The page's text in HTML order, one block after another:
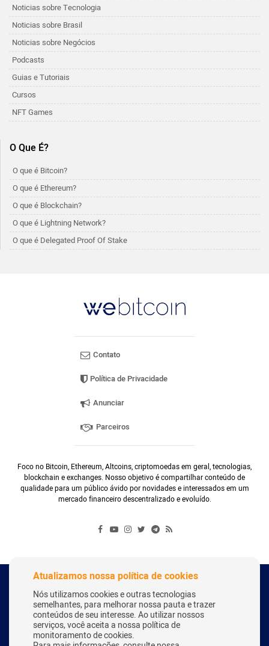
Noticias sobre Tecnologia
Noticias sobre Brasil
Noticias sobre Negócios
Podcasts
Guias e Tutoriais
Cursos
NFT Games
O Que É?
O que é Bitcoin?
O que é Ethereum?
O que é Blockchain?
O que é Lightning Network?
O que é Delegated Proof Of Stake
Contato
Política de Privacidade
Anunciar
Parceiros
Foco no Bitcoin, Ethereum, Altcoins, criptomoedas em geral, tecnologias,
blockchain e exchanges. Nosso objetivo é compartilhar conteúdo de
qualidade para um público ávido por novidades e interessados em um
mercado financeiro descentralizado e evoluído.
Copyright Webitcoin 2018 - Todos os Direitos Reservados
Desenvolvido por: Herick Correa
Atualizamos nossa política de cookies
Nós utilizamos cookies e outras tecnologias
semelhantes, para melhorar nossa pauta e trazer
conteúdos de seu interesse. Ao utilizar nossos
serviços, você aceita a nossa política de
monitoramento de cookies.